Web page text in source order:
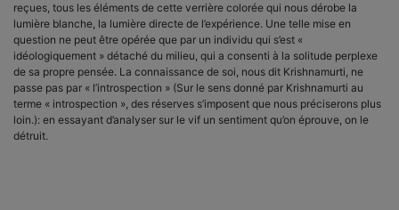
reçues, tous les éléments de cette verrière colorée qui nous dérobe la
lumière blanche, la lumière directe de l’expérience. Une telle mise en
question ne peut être opérée que par un individu qui s’est «
idéologiquement » détaché du milieu, qui a consenti à la solitude perplexe
de sa propre pensée. La connaissance de soi, nous dit Krishnamurti, ne
passe pas par « l’introspection » (Sur le sens donné par Krishnamurti au
terme « introspection », des réserves s’imposent que nous préciserons plus
loin.): en essayant d’analyser sur le vif un sentiment qu’on éprouve, on le
détruit.